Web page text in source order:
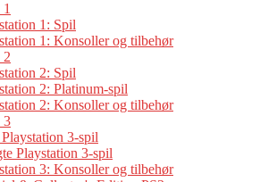
1: Spil
1: Konsoller og tilbehør
2
2: Spil
2: Platinum-spil
2: Konsoller og tilbehør
3
3-spil
Playstation 3-spil
3: Konsoller og tilbehør